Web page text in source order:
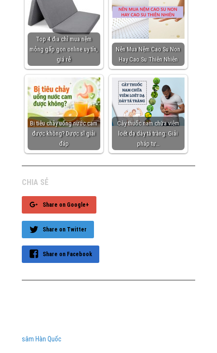
Top 4 địa chỉ mua nệm
mỏng gấp gọn online uy tín,
giá rẻ
Nên Mua Nệm Cao Su Non
Hay Cao Su Thiên Nhiên
Bị tiêu chảy uống nước cam
được không? Dược sĩ giải
đáp
Cây thuốc nam chữa viêm
loét dạ dày tá tràng: Giải
pháp tự…
CHIA SẺ
Share on Google+
Share on Twitter
Share on Facebook
sâm Hàn Quốc